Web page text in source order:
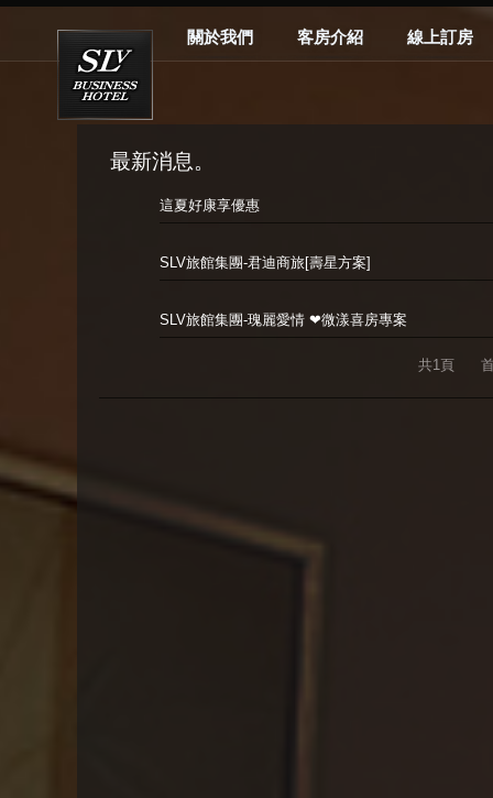
關於我們 客房介紹 線上訂房
最新消息。
這夏好康享優惠
SLV旅館集團-君迪商旅[壽星方案]
SLV旅館集團-瑰麗愛情 ❤微漾喜房專案
共1頁 首